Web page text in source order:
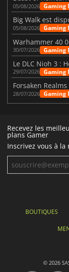
05/08/2026 Gaming
05/08/2026 Gaming
30/07/2026 Gaming
29/07/2026 Gaming
28/07/2026 Gaming
Recevez les
plans Gamer
Inscrivez vous à la
BOUTIQUES
© 2026